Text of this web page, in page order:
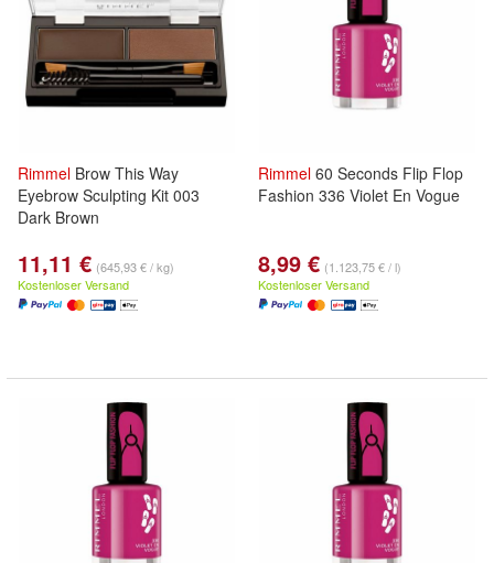
Rimmel Brow This Way
Eyebrow Sculpting Kit 003
Dark Brown
11,11 € (645,93 € / kg)
Kostenloser Versand
Rimmel 60 Seconds Flip Flop
Fashion 336 Violet En Vogue
8,99 € (1.123,75 € / l)
Kostenloser Versand